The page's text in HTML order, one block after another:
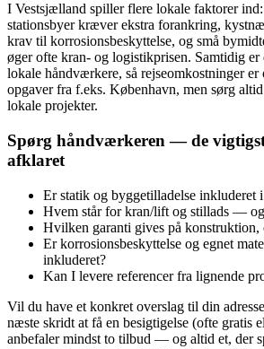
I Vestsjælland spiller flere lokale faktorer
stationsbyer kræver ekstra forankring,
krav til korrosionsbeskyttelse, og små
øger ofte kran- og logistikprisen. Samtidig er
lokale håndværkere, så rejseomkostninger er
opgaver fra f.eks. København, men sørg
lokale projekter.
Spørg håndværkeren — de
afklaret
Er statik og byggetilladelse inkluderet
Hvem står for kran/lift og stillads —
Hvilken garanti gives på konstruktion,
Er korrosionsbeskyttelse og egnet
inkluderet?
Kan I levere referencer fra lignende
Vil du have et konkret overslag til din
næste skridt at få en besigtigelse (ofte gratis
anbefaler mindst to tilbud — og altid et, der